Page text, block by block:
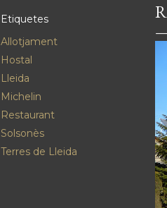
Etiquetes
Allotjament
Hostal
Lleida
Michelin
Restaurant
Solsonès
Terres de Lleida